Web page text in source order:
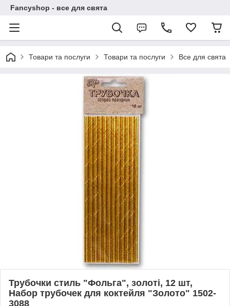
Fancyshop - все для свята
Товари та послуги Товари та послуги Все для свята
Трубочки стиль "Фольга", золоті, 12 шт,
Набор трубочек для коктейля "Золото" 1502-
3088